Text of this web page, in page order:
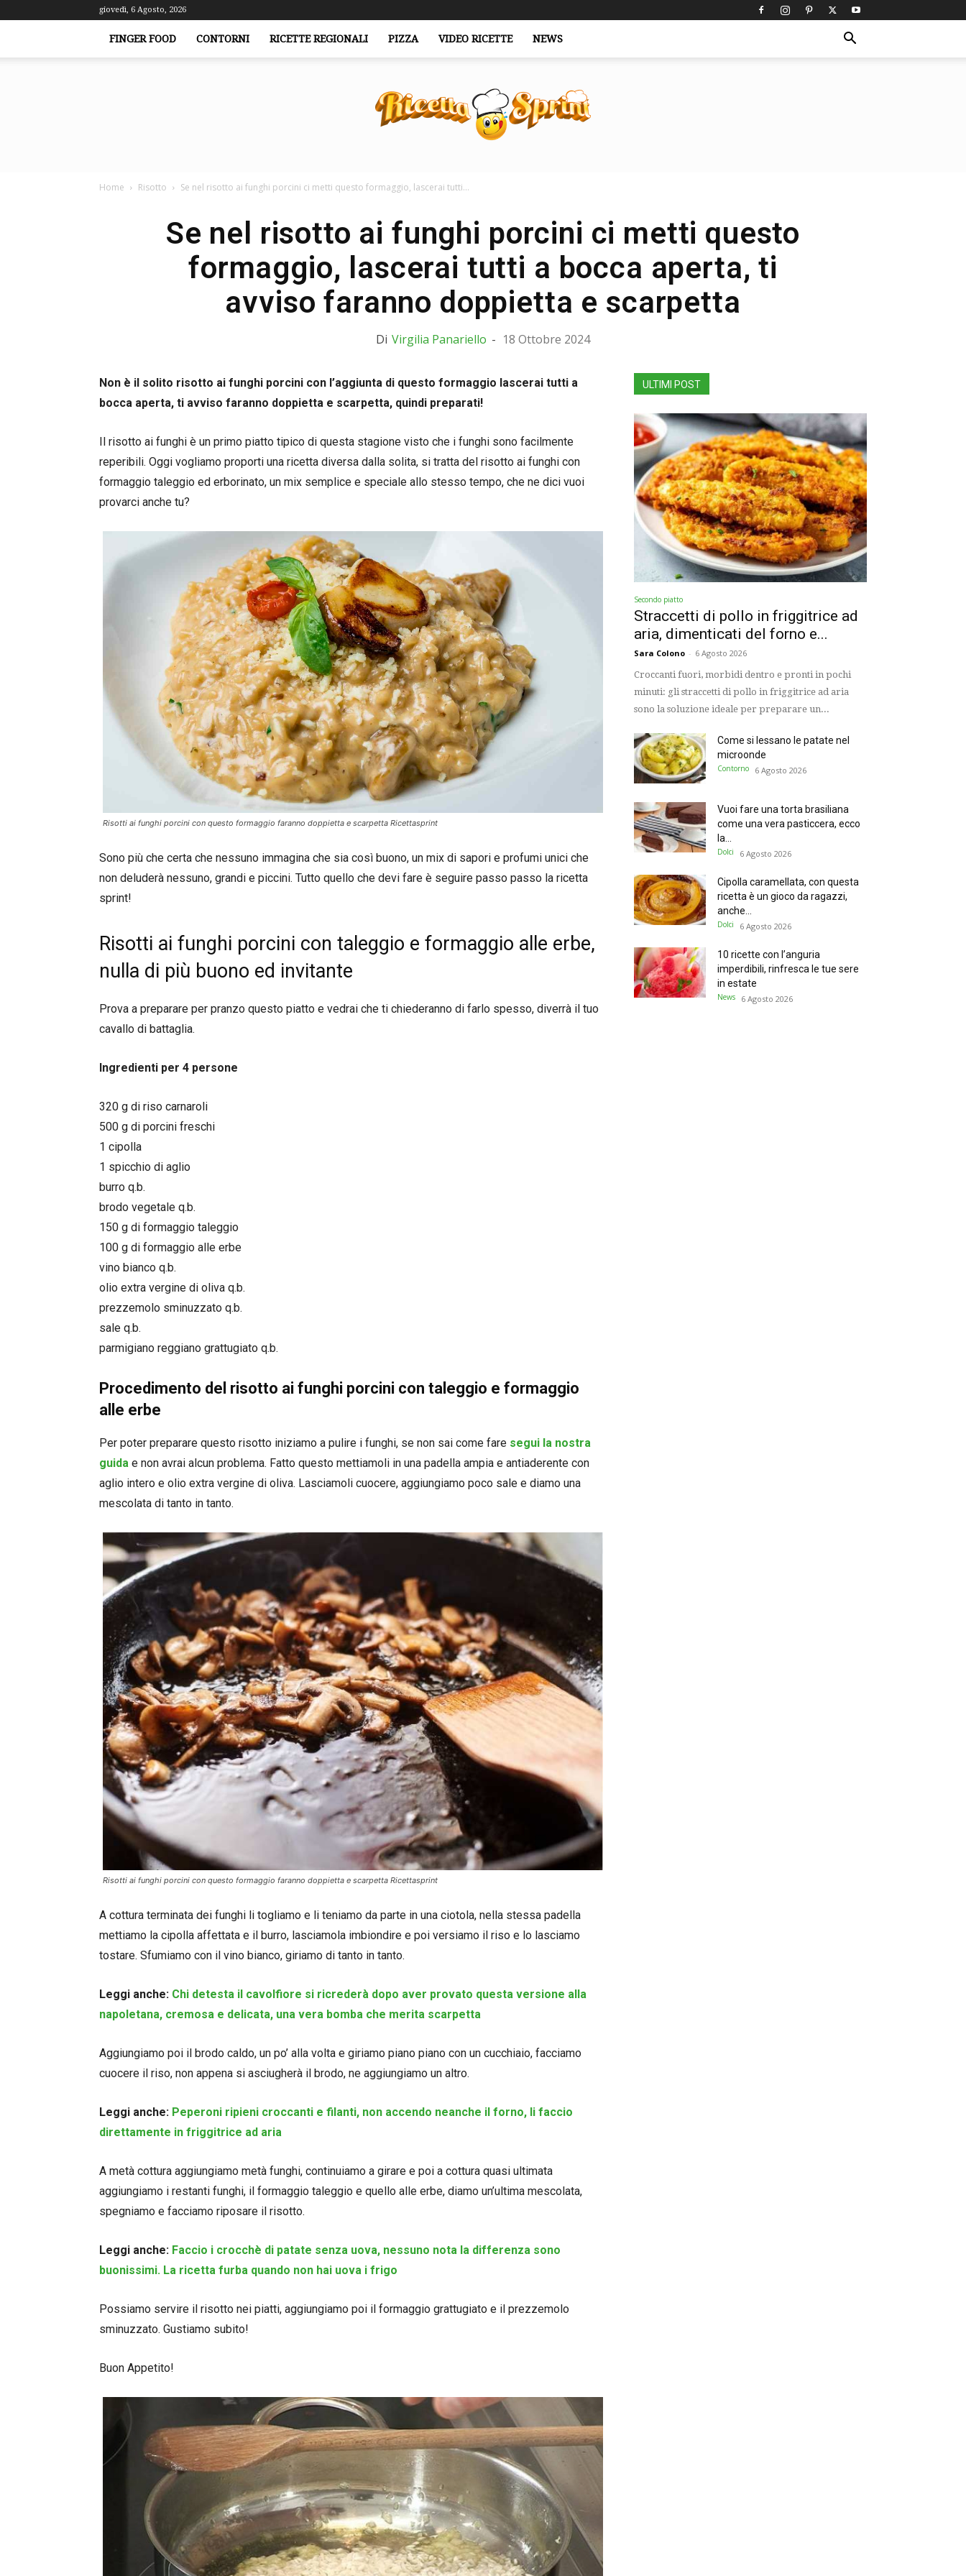
giovedì, 6 Agosto, 2026
FINGER FOOD CONTORNI RICETTE REGIONALI PIZZA VIDEO RICETTE NEWS
Home Risotto Se nel risotto ai funghi porcini ci metti questo formaggio, lascerai tutti...
Se nel risotto ai funghi porcini ci metti questo
formaggio, lascerai tutti a bocca aperta, ti
avviso faranno doppietta e scarpetta
Di Virgilia Panariello - 18 Ottobre 2024
Non è il solito risotto ai funghi porcini con l’aggiunta di questo formaggio lascerai tutti a
bocca aperta, ti avviso faranno doppietta e scarpetta, quindi preparati!
Il risotto ai funghi è un primo piatto tipico di questa stagione visto che i funghi sono facilmente
reperibili. Oggi vogliamo proporti una ricetta diversa dalla solita, si tratta del risotto ai funghi con
formaggio taleggio ed erborinato, un mix semplice e speciale allo stesso tempo, che ne dici vuoi
provarci anche tu?
Risotti ai funghi porcini con questo formaggio faranno doppietta e scarpetta Ricettasprint
Sono più che certa che nessuno immagina che sia così buono, un mix di sapori e profumi unici che
non deluderà nessuno, grandi e piccini. Tutto quello che devi fare è seguire passo passo la ricetta
sprint!
Risotti ai funghi porcini con taleggio e formaggio alle erbe,
nulla di più buono ed invitante
Prova a preparare per pranzo questo piatto e vedrai che ti chiederanno di farlo spesso, diverrà il tuo
cavallo di battaglia.
Ingredienti per 4 persone
320 g di riso carnaroli
500 g di porcini freschi
1 cipolla
1 spicchio di aglio
burro q.b.
brodo vegetale q.b.
150 g di formaggio taleggio
100 g di formaggio alle erbe
vino bianco q.b.
olio extra vergine di oliva q.b.
prezzemolo sminuzzato q.b.
sale q.b.
parmigiano reggiano grattugiato q.b.
Procedimento del risotto ai funghi porcini con taleggio e formaggio
alle erbe
Per poter preparare questo risotto iniziamo a pulire i funghi, se non sai come fare segui la nostra
guida e non avrai alcun problema. Fatto questo mettiamoli in una padella ampia e antiaderente con
aglio intero e olio extra vergine di oliva. Lasciamoli cuocere, aggiungiamo poco sale e diamo una
mescolata di tanto in tanto.
Risotti ai funghi porcini con questo formaggio faranno doppietta e scarpetta Ricettasprint
A cottura terminata dei funghi li togliamo e li teniamo da parte in una ciotola, nella stessa padella
mettiamo la cipolla affettata e il burro, lasciamola imbiondire e poi versiamo il riso e lo lasciamo
tostare. Sfumiamo con il vino bianco, giriamo di tanto in tanto.
Leggi anche: Chi detesta il cavolfiore si ricrederà dopo aver provato questa versione alla
napoletana, cremosa e delicata, una vera bomba che merita scarpetta
Aggiungiamo poi il brodo caldo, un po’ alla volta e giriamo piano piano con un cucchiaio, facciamo
cuocere il riso, non appena si asciugherà il brodo, ne aggiungiamo un altro.
Leggi anche: Peperoni ripieni croccanti e filanti, non accendo neanche il forno, li faccio
direttamente in friggitrice ad aria
A metà cottura aggiungiamo metà funghi, continuiamo a girare e poi a cottura quasi ultimata
aggiungiamo i restanti funghi, il formaggio taleggio e quello alle erbe, diamo un’ultima mescolata,
spegniamo e facciamo riposare il risotto.
Leggi anche: Faccio i crocchè di patate senza uova, nessuno nota la differenza sono
buonissimi. La ricetta furba quando non hai uova i frigo
Possiamo servire il risotto nei piatti, aggiungiamo poi il formaggio grattugiato e il prezzemolo
sminuzzato. Gustiamo subito!
Buon Appetito!
ULTIMI POST
Secondo piatto
Straccetti di pollo in friggitrice ad
aria, dimenticati del forno e...
Sara Colono - 6 Agosto 2026
Croccanti fuori, morbidi dentro e pronti in pochi
minuti: gli straccetti di pollo in friggitrice ad aria
sono la soluzione ideale per preparare un...
Come si lessano le patate nel
microonde
Contorno 6 Agosto 2026
Vuoi fare una torta brasiliana
come una vera pasticcera, ecco
la...
Dolci 6 Agosto 2026
Cipolla caramellata, con questa
ricetta è un gioco da ragazzi,
anche...
Dolci 6 Agosto 2026
10 ricette con l’anguria
imperdibili, rinfresca le tue sere
in estate
News 6 Agosto 2026